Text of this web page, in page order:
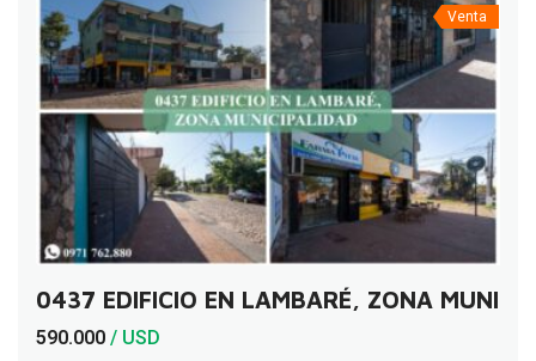
Venta
0437 EDIFICIO EN LAMBARÉ, ZONA
590.000 / USD